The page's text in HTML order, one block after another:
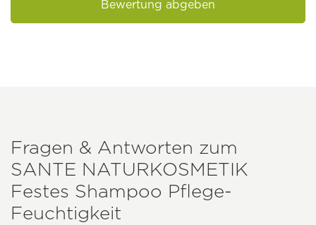
Bewertung abgeben
Fragen & Antworten zum
SANTE NATURKOSMETIK
Festes Shampoo Pflege-
Feuchtigkeit